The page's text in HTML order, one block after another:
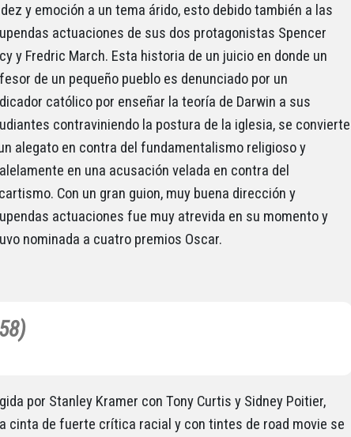
y emoción a un tema árido, esto debido también a las
actuaciones de sus dos protagonistas Spencer
y Fredric March. Esta historia de un juicio en donde un
de un pequeño pueblo es denunciado por un
católico por enseñar la teoría de Darwin a sus
contraviniendo la postura de la iglesia, se convierte
alegato en contra del fundamentalismo religioso y
en una acusación velada en contra del
Con un gran guion, muy buena dirección y
actuaciones fue muy atrevida en su momento y
nominada a cuatro premios Oscar.
por Stanley Kramer con Tony Curtis y Sidney Poitier,
cinta de fuerte crítica racial y con tintes de road movie se